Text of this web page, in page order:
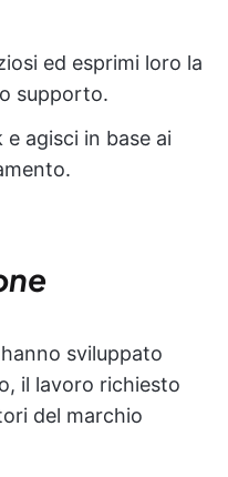
ed esprimi loro la
supporto.
agisci in base ai
sviluppato
il lavoro richiesto
del marchio